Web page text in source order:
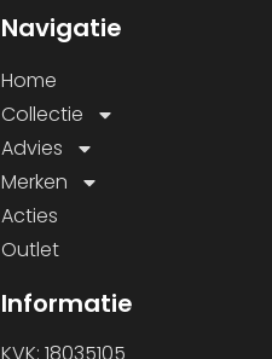
Navigatie
Home
Collectie
Advies
Merken
Acties
Outlet
Informatie
KVK: 18035105